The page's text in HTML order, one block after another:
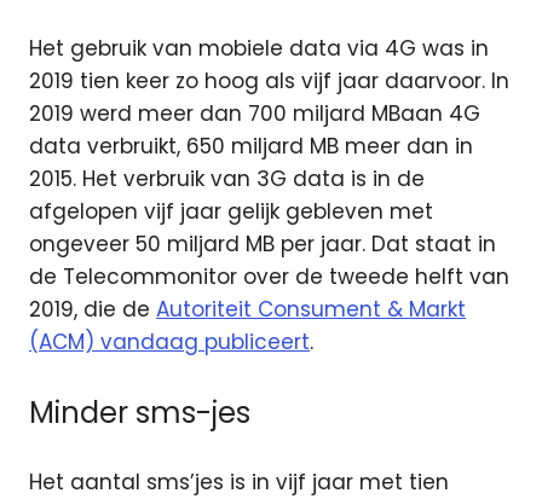
Het gebruik van mobiele data via 4G was in
2019 tien keer zo hoog als vijf jaar daarvoor. In
2019 werd meer dan 700 miljard MBaan 4G
data verbruikt, 650 miljard MB meer dan in
2015. Het verbruik van 3G data is in de
afgelopen vijf jaar gelijk gebleven met
ongeveer 50 miljard MB per jaar. Dat staat in
de Telecommonitor over de tweede helft van
2019, die de Autoriteit Consument & Markt
(ACM) vandaag publiceert.
Minder sms-jes
Het aantal sms’jes is in vijf jaar met tien